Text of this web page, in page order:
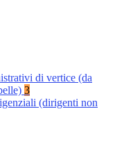
di vertice (da
3
(dirigenti non